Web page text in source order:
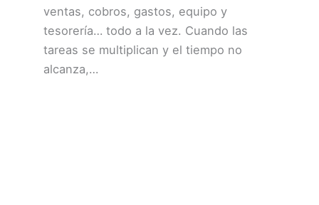
ventas, cobros, gastos, equipo y
tesorería… todo a la vez. Cuando las
tareas se multiplican y el tiempo no
alcanza,…